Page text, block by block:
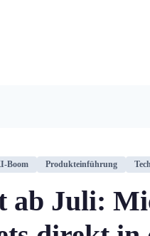
Boom Produkteinführung
ab Juli: